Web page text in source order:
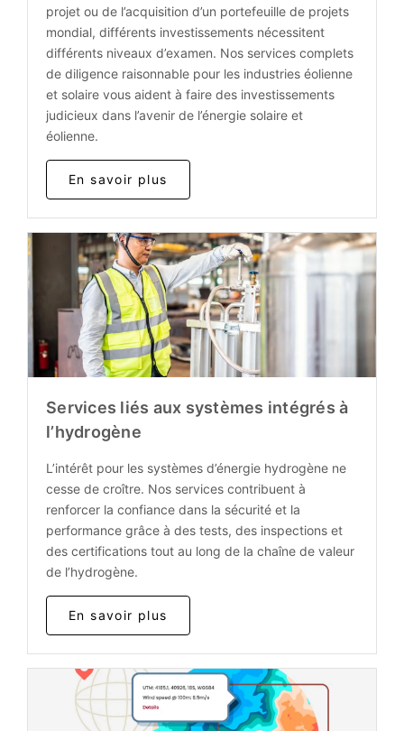
projet ou de l’acquisition d’un portefeuille de projets
mondial, différents investissements nécessitent
différents niveaux d’examen. Nos services complets
de diligence raisonnable pour les industries éolienne
et solaire vous aident à faire des investissements
judicieux dans l’avenir de l’énergie solaire et
éolienne.
En savoir plus
Services liés aux systèmes intégrés à
l’hydrogène
L’intérêt pour les systèmes d’énergie hydrogène ne
cesse de croître. Nos services contribuent à
renforcer la confiance dans la sécurité et la
performance grâce à des tests, des inspections et
des certifications tout au long de la chaîne de valeur
de l’hydrogène.
En savoir plus